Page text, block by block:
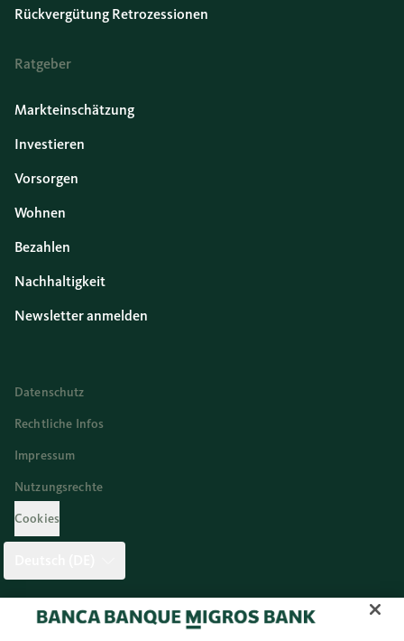
Rückvergütung Retrozessionen
Ratgeber
Markteinschätzung
Investieren
Vorsorgen
Wohnen
Bezahlen
Nachhaltigkeit
Newsletter anmelden
Datenschutz
Rechtliche Infos
Impressum
Nutzungsrechte
Cookies
Twitter Facebook Blog Instagram Youtube